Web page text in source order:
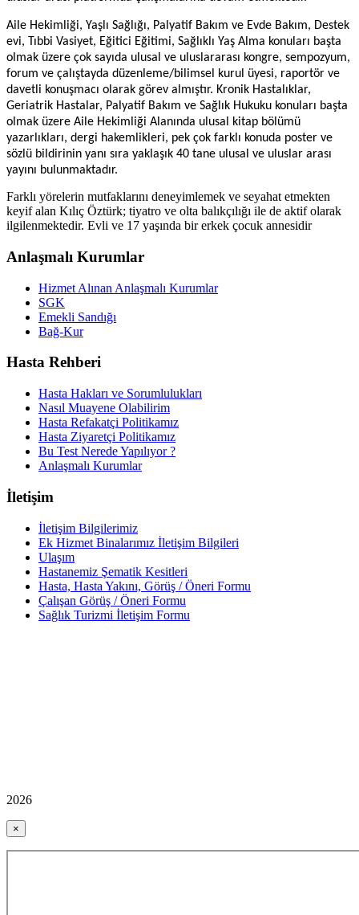
Aile Hekimliği, Yaşlı Sağlığı, Palyatif Bakım ve Evde Bakım, Destek
evi, Tıbbi Vasiyet, Eğitici Eğitimi, Sağlıklı Yaş Alma konuları başta
olmak üzere çok sayıda ulusal ve uluslararası kongre, sempozyum,
forum ve çalıştayda düzenleme/bilimsel kurul üyesi, raportör ve
davetli konuşmacı olarak görev almıştır. Kronik Hastalıklar,
Geriatrik Hastalar, Palyatif Bakım ve Sağlık Hukuku konuları başta
olmak üzere Aile Hekimliği Alanında ulusal kitap bölümü
yazarlıkları, dergi hakemlikleri, pek çok farklı konuda poster ve
sözlü bildirinin yanı sıra yaklaşık 40 tane ulusal ve uluslar arası
yayını bulunmaktadır.
Farklı yörelerin mutfaklarını deneyimlemek ve seyahat etmekten
keyif alan Kılıç Öztürk; tiyatro ve olta balıkçılığı ile de aktif olarak
ilgilenmektedir. Evli ve 17 yaşında bir erkek çocuk annesidir
Anlaşmalı Kurumlar
Hizmet Alınan Anlaşmalı Kurumlar
SGK
Emekli Sandığı
Bağ-Kur
Hasta Rehberi
Hasta Hakları ve Sorumlulukları
Nasıl Muayene Olabilirim
Hasta Refakatçi Politikamız
Hasta Ziyaretçi Politikamız
Bu Test Nerede Yapılıyor ?
Anlaşmalı Kurumlar
İletişim
İletişim Bilgilerimiz
Ek Hizmet Binalarımız İletişim Bilgileri
Ulaşım
Hastanemiz Şematik Kesitleri
Hasta, Hasta Yakını, Görüş / Öneri Formu
Çalışan Görüş / Öneri Formu
Sağlık Turizmi İletişim Formu
2026
×